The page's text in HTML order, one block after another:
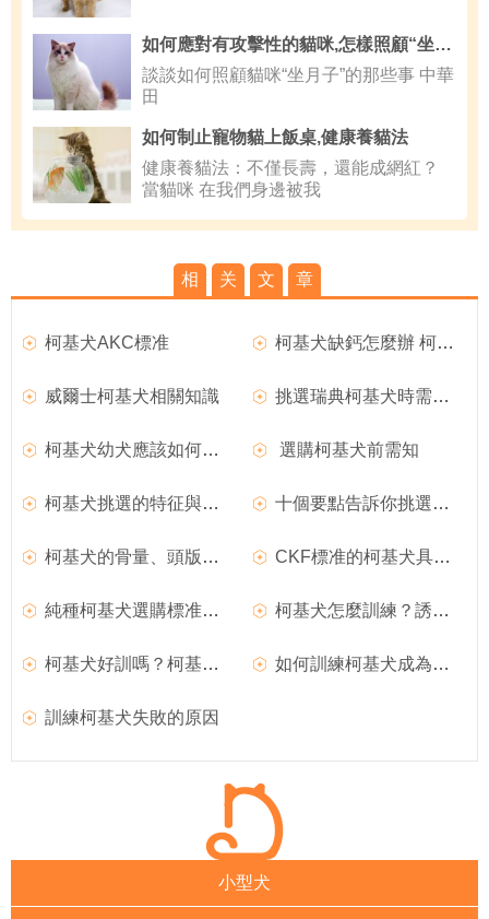
如何應對有攻擊性的貓咪,怎樣照顧“坐月子”的貓咪
談談如何照顧貓咪“坐月子”的那些事 中華
田
如何制止寵物貓上飯桌,健康養貓法
健康養貓法：不僅長壽，還能成網紅？
當貓咪 在我們身邊被我
相 关 文 章
柯基犬AKC標准 柯基犬缺鈣怎麼辦 柯基犬缺鈣的原因及解決辦法
威爾士柯基犬相關知識 挑選瑞典柯基犬時需要注意什麼
柯基犬幼犬應該如何挑選 選購柯基犬前需知
柯基犬挑選的特征與標准 十個要點告訴你挑選柯基犬的方法
柯基犬的骨量、頭版與毛色的選購 CKF標准的柯基犬具備哪些條件
純種柯基犬選購標准及特點介紹 柯基犬怎麼訓練？誘導、強迫、禁止和獎勵
柯基犬好訓嗎？柯基犬的訓練方法 如何訓練柯基犬成為游泳健將呢
訓練柯基犬失敗的原因
小型犬